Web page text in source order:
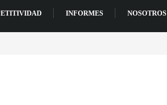
INFORMES NOSOTROS